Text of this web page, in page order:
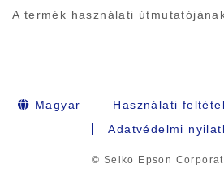
A termék használati
Magyar Használati
Adatvédelmi
© Seiko Epson